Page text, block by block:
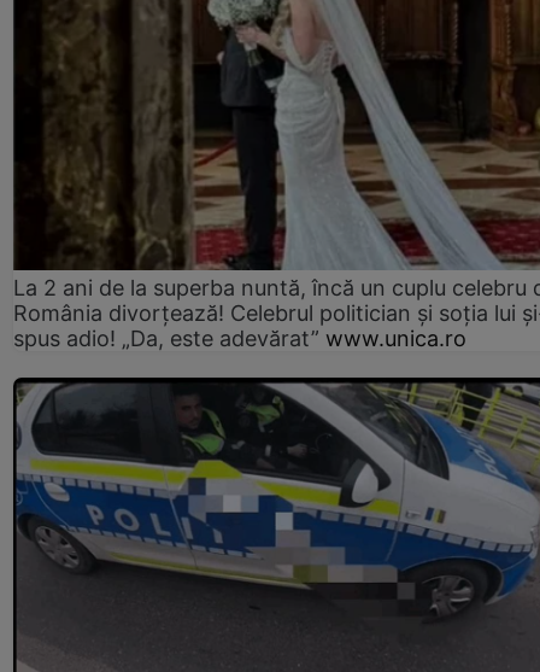
La 2 ani de la superba nuntă, încă un cuplu celebru
România divorțează! Celebrul politician și soția lui
spus adio! „Da, este adevărat” www.unica.ro